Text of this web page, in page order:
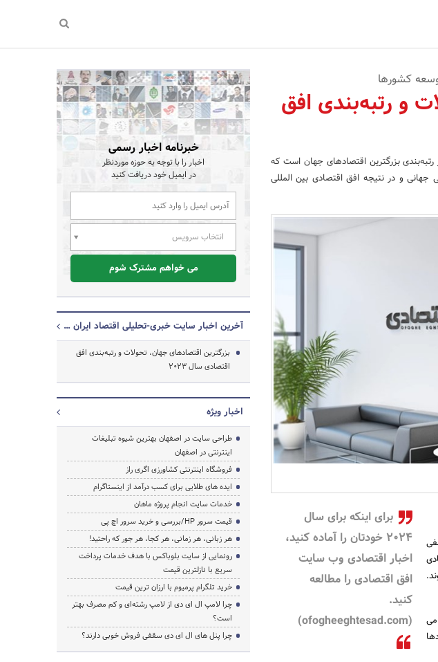
کشورها
و رتبه‌بندی افق
بزرگترین اقتصادهای جهان است که
جهانی و در نتیجه افق اقتصادی بین المللی
برای اینکه برای سال
2024 خودتان را آماده کنید،
اخبار اقتصادی وب سایت
افق اقتصادی را مطالعه
کنید.
(ofogheeghtesad.com)
خبرنامه اخبار رسمی
اخبار را با توجه به حوزه موردنظر
در ایمیل خود دریافت کنید
انتخاب سرویس
می خواهم مشترک شوم
آخرین اخبار سایت خبری-تحلیلی اقتصاد ایران و جهان
بزرگترین اقتصادهای جهان، تحولات و رتبه‌بندی افق
اقتصادی سال 2023
اخبار ویژه
طراحی سایت در اصفهان بهترین شیوه تبلیغات
اینترنتی در اصفهان
فروشگاه اینترنتی کشاورزی اگری راز
ایده های طلایی برای کسب درآمد از اینستاگرام
خدمات سایت انجام پروژه ماهان
قیمت سرور HP/بررسی و خرید سرور اچ پی
هر زبانی، هر زمانی، هر کجا، هر جور که راحتید!
رونمایی از سایت بلوباکس با هدف خدمات پرداخت
سریع با نازلترین قیمت
خرید تلگرام پرمیوم با ارزان ترین قیمت
چرا لامپ ال ای دی از لامپ رشته‌ای و کم مصرف بهتر
است؟
چرا پنل های ال ای دی سقفی فروش خوبی دارند؟